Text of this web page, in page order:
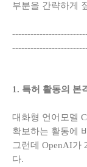
부분을 간략하게
1. 특허 활동의 본
대화형 언어모델
확보하는 활동에
그런데 OpenAI가
다.